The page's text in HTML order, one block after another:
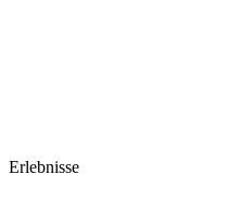
Erlebnisse